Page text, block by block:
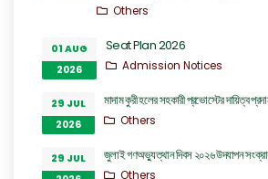
Others
01 AUG
2026
Seat Plan 2026
Admission Notices
29 JUL
2026
মাদাম কুরী হলের সহকারী প্রভোস্টের দায়িত্ব
Others
29 JUL
জুলাই গণঅভ্যুত্থান দিবস ২০২৬ উদযাপন
Others